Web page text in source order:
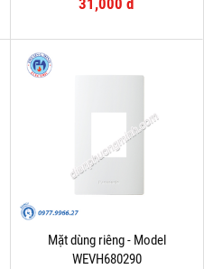
31,000 đ
Mặt dùng riêng - Model
WEVH680290